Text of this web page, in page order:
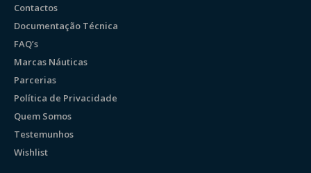
Contactos
Documentação Técnica
FAQ’s
Marcas Náuticas
Parcerias
Política de Privacidade
Quem Somos
Testemunhos
Wishlist